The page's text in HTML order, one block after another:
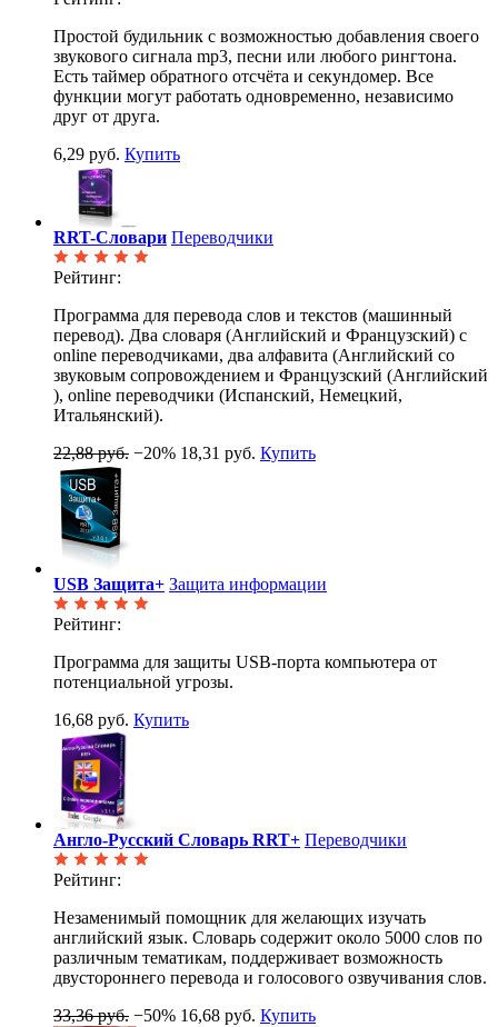
Простой будильник с возможностью добавления своего
звукового сигнала mp3, песни или любого рингтона.
Есть таймер обратного отсчёта и секундомер. Все
функции могут работать одновременно, независимо
друг от друга.
6,29 руб. Купить
RRT-Словари Переводчики
Рейтинг:
Программа для перевода слов и текстов (машинный
перевод). Два словаря (Английский и Французский) с
online переводчиками, два алфавита (Английский со
звуковым сопровождением и Французский (Английский
), online переводчики (Испанский, Немецкий,
Итальянский).
22,88 руб. −20% 18,31 руб. Купить
USB Защита+ Защита информации
Рейтинг:
Программа для защиты USB-порта компьютера от
потенциальной угрозы.
16,68 руб. Купить
Англо-Русский Словарь RRT+ Переводчики
Рейтинг:
Незаменимый помощник для желающих изучать
английский язык. Словарь содержит около 5000 слов по
различным тематикам, поддерживает возможность
двустороннего перевода и голосового озвучивания слов.
33,36 руб. −50% 16,68 руб. Купить